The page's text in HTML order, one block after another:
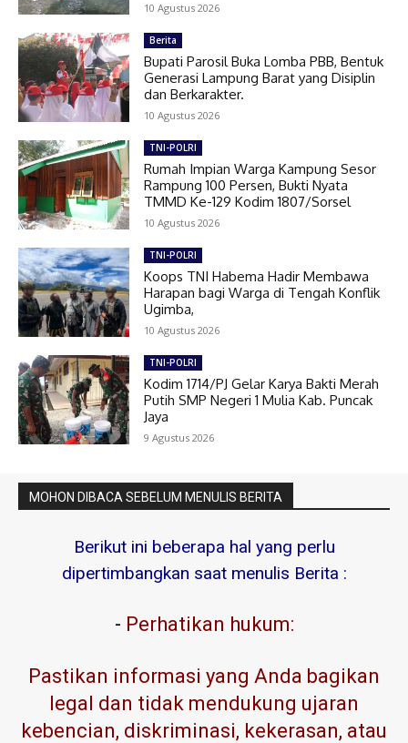
10 Agustus 2026
Berita
Bupati Parosil Buka Lomba PBB, Bentuk
Generasi Lampung Barat yang Disiplin
dan Berkarakter.
10 Agustus 2026
TNI-POLRI
Rumah Impian Warga Kampung Sesor
Rampung 100 Persen, Bukti Nyata
TMMD Ke-129 Kodim 1807/Sorsel
10 Agustus 2026
TNI-POLRI
Koops TNI Habema Hadir Membawa
Harapan bagi Warga di Tengah Konflik
Ugimba,
10 Agustus 2026
TNI-POLRI
Kodim 1714/PJ Gelar Karya Bakti Merah
Putih SMP Negeri 1 Mulia Kab. Puncak
Jaya
9 Agustus 2026
MOHON DIBACA SEBELUM MENULIS BERITA
Berikut ini beberapa hal yang perlu
dipertimbangkan saat menulis Berita :
- Perhatikan hukum:
Pastikan informasi yang Anda bagikan
legal dan tidak mendukung ujaran
kebencian, diskriminasi, kekerasan, atau